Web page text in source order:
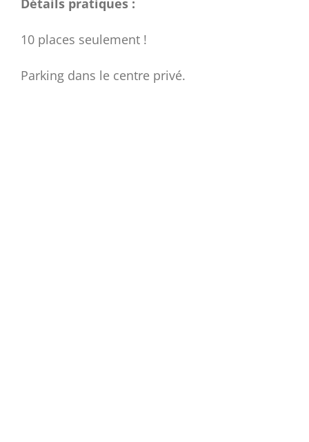
Détails pratiques :
10 places seulement !
Parking dans le centre privé.